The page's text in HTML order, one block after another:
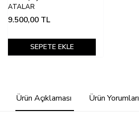
ATALAR
9.500,00 TL
SEPETE EKLE
Ürün Açıklaması Ürün Yorumları